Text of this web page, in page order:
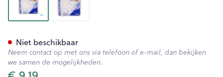
Niet beschikbaar
Neem contact op met ons via telefoon of e-mail, dan bekijken
we samen de mogelijkheden.